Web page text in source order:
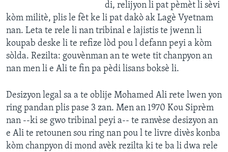
di, relijyon li pat pèmèt li sèvi
kòm militè, plis le fèt ke li pat dakò ak Lagè Vyetnam
nan. Leta te rele li nan tribinal e lajistis te jwenn li
koupab deske li te refize lòd pou l defann peyi a kòm
sòlda. Rezilta: gouvènman an te wete tit chanpyon an
nan men li e Ali te fin pa pèdi lisans boksè li.
Desizyon legal sa a te oblije Mohamed Ali rete lwen yon
ring pandan plis pase 3 zan. Men an 1970 Kou Siprèm
nan --ki se gwo tribinal peyi a-- te ranvèse desizyon an
e Ali te retounen sou ring nan pou l te livre divès konba
kòm chanpyon di mond avèk rezilta ki te ba li dwa rele